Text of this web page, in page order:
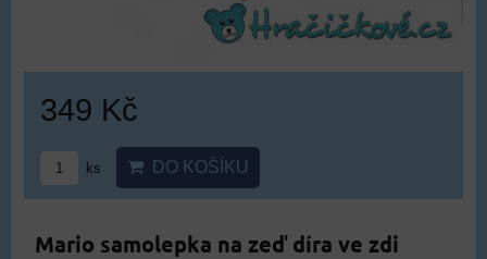
349 Kč
ks DO KOŠÍKU
Mario samolepka na zeď díra ve zdi